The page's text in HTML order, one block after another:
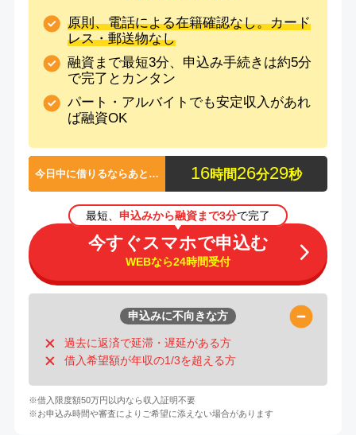
原則、電話による在籍確認なし。カード
レス・郵送物なし
融資まで最短3分、申込み手続きは約5分
で完了とカンタン
パート・アルバイトでも安定収入があれ
ば融資OK
今日中に借りるならあと… 16時間26分29秒
最短、 申込みから融資まで3分で完了
今すぐスマホで申込む
WEBなら24時間受付
申込みに不向きな方
過去に返済で延滞・遅延がある方
借入希望額が年収の1/3を超える方
※借入限度額50万円以内なら収入証明不要
※お申込み時間や審査によりご希望に添えない場合があります